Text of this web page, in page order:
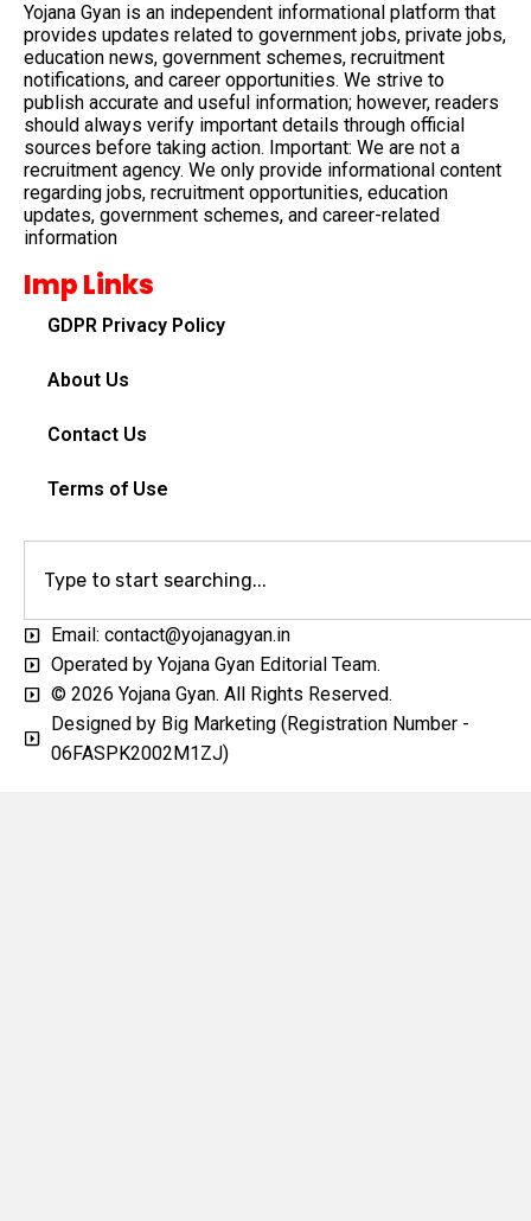
Yojana Gyan is an independent informational platform that
provides updates related to government jobs, private jobs,
education news, government schemes, recruitment
notifications, and career opportunities. We strive to
publish accurate and useful information; however, readers
should always verify important details through official
sources before taking action. Important: We are not a
recruitment agency. We only provide informational content
regarding jobs, recruitment opportunities, education
updates, government schemes, and career-related
information
Imp Links
GDPR Privacy Policy
About Us
Contact Us
Terms of Use
Email: contact@yojanagyan.in
Operated by Yojana Gyan Editorial Team.
© 2026 Yojana Gyan. All Rights Reserved.
Designed by Big Marketing (Registration Number -
06FASPK2002M1ZJ)